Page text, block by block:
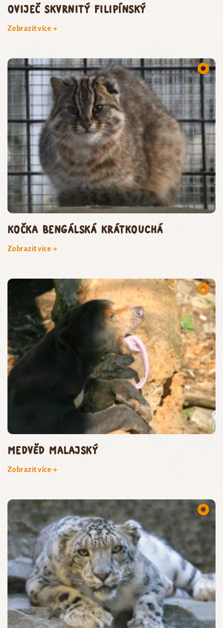
oviječ skvrnitý filipínský
Zobrazit více →
kočka bengálská krátkouchá
Zobrazit více →
medvěd malajský
Zobrazit více →